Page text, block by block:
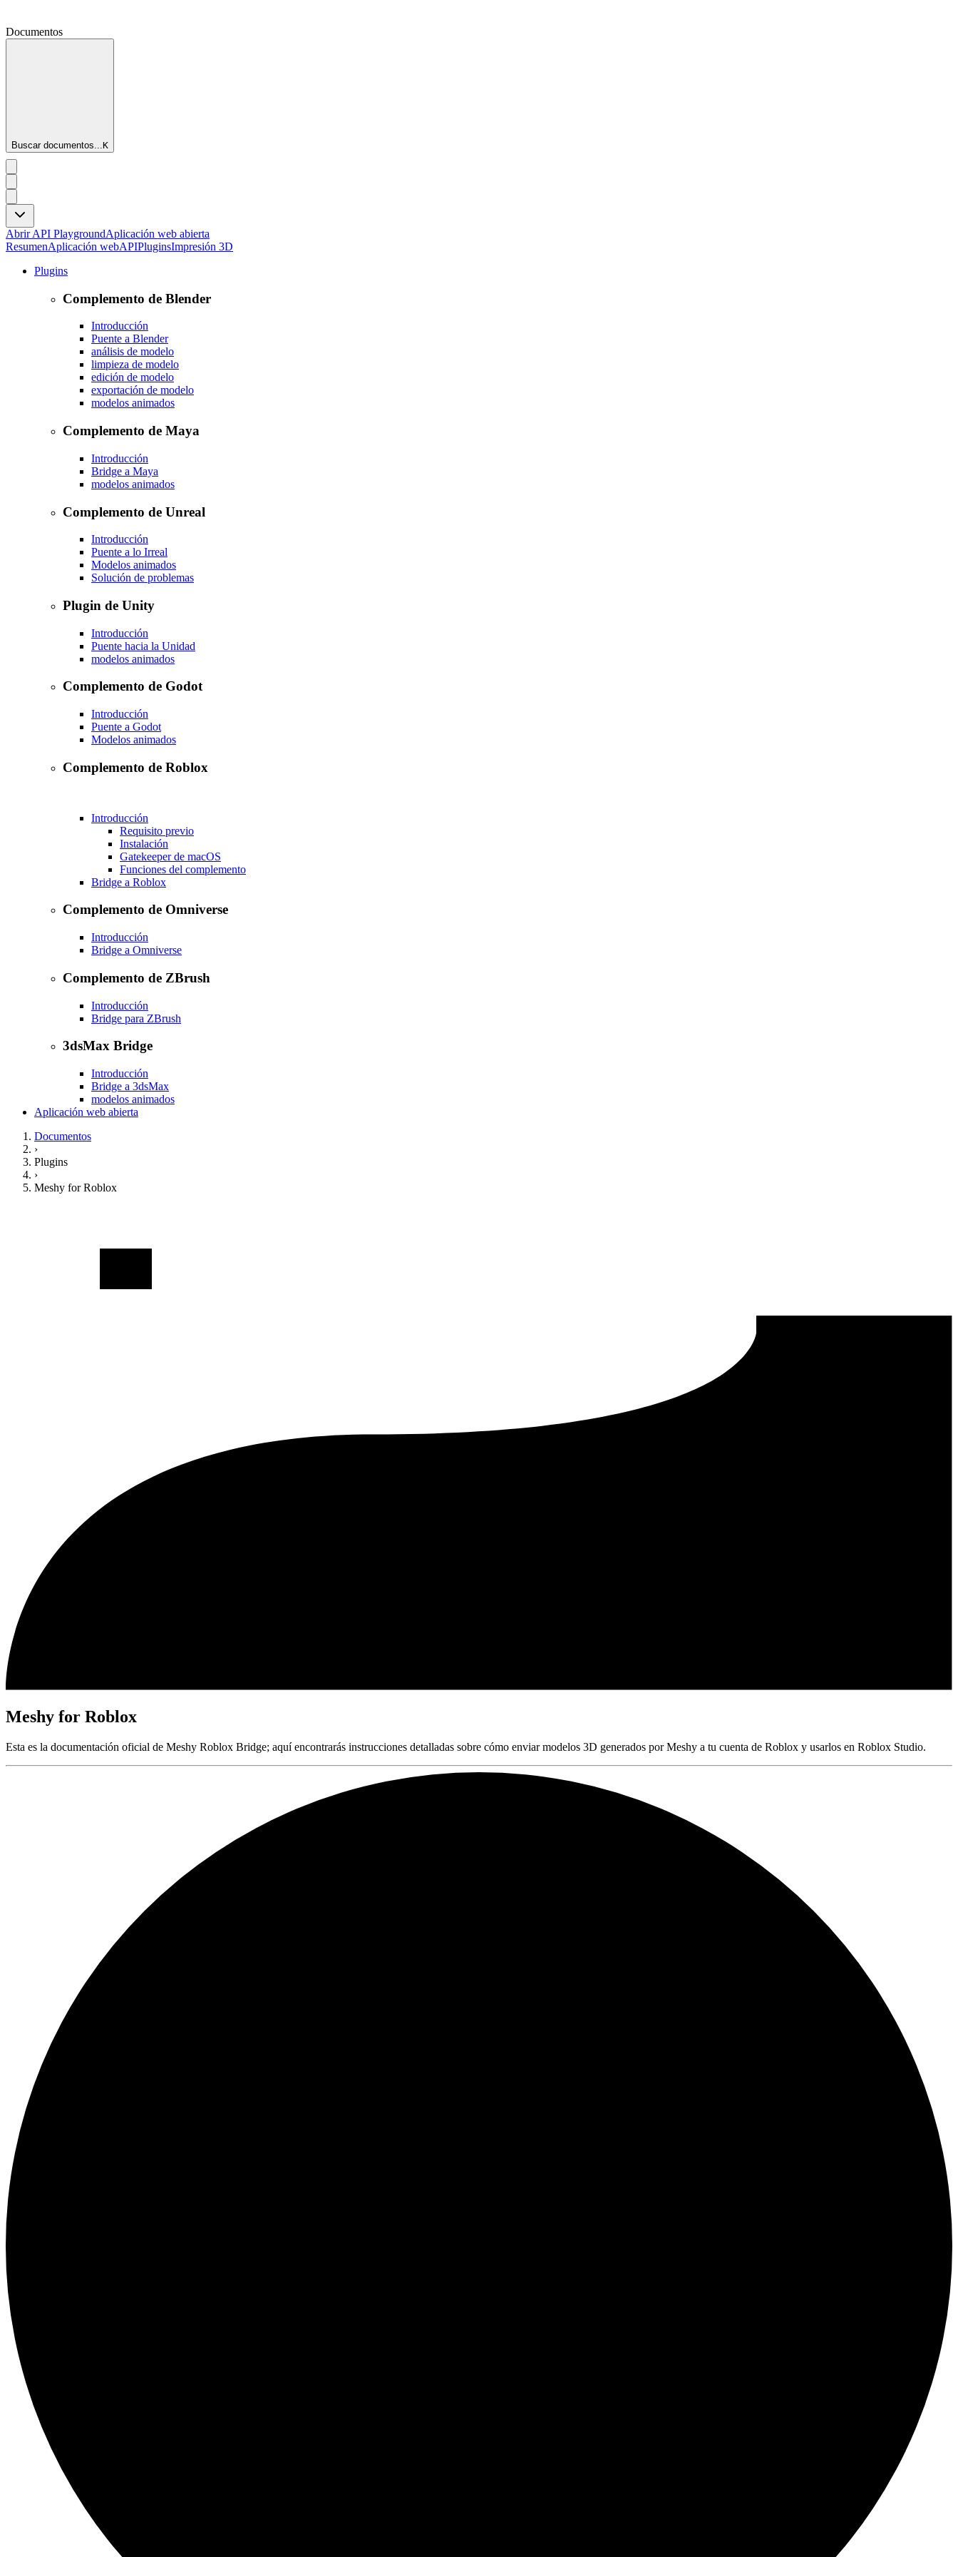
Documentos
Buscar documentos...K
Abrir API PlaygroundAplicación web abierta
ResumenAplicación webAPIPluginsImpresión 3D
Plugins
Complemento de Blender
Introducción
Puente a Blender
análisis de modelo
limpieza de modelo
edición de modelo
exportación de modelo
modelos animados
Complemento de Maya
Introducción
Bridge a Maya
modelos animados
Complemento de Unreal
Introducción
Puente a lo Irreal
Modelos animados
Solución de problemas
Plugin de Unity
Introducción
Puente hacia la Unidad
modelos animados
Complemento de Godot
Introducción
Puente a Godot
Modelos animados
Complemento de Roblox
Introducción
Requisito previo
Instalación
Gatekeeper de macOS
Funciones del complemento
Bridge a Roblox
Complemento de Omniverse
Introducción
Bridge a Omniverse
Complemento de ZBrush
Introducción
Bridge para ZBrush
3dsMax Bridge
Introducción
Bridge a 3dsMax
modelos animados
Aplicación web abierta
Documentos
›
Plugins
›
Meshy for Roblox
Meshy for Roblox
Esta es la documentación oficial de Meshy Roblox Bridge; aquí encontrarás instrucciones detalladas sobre cómo enviar modelos 3D generados por Meshy a tu cuenta de Roblox y usarlos en Roblox Studio.